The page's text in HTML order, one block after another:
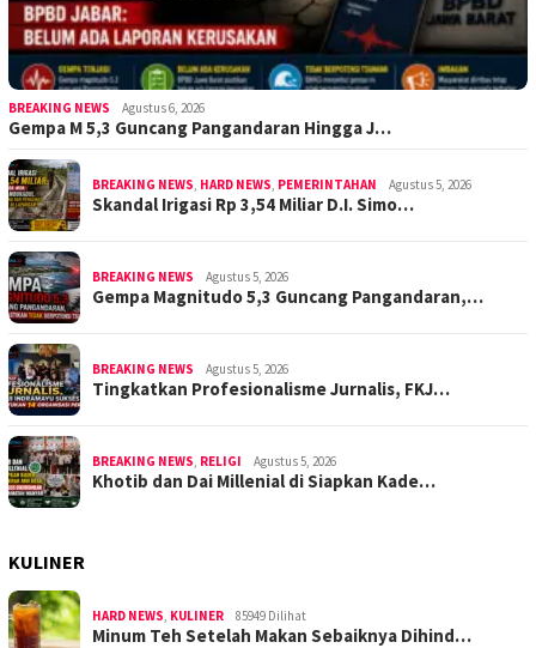
BREAKING NEWS Agustus 6, 2026
Gempa M 5,3 Guncang Pangandaran Hingga J…
BREAKING NEWS, HARD NEWS, PEMERINTAHAN Agustus 5, 2026
Skandal Irigasi Rp 3,54 Miliar D.I. Simo…
BREAKING NEWS Agustus 5, 2026
Gempa Magnitudo 5,3 Guncang Pangandaran,…
BREAKING NEWS Agustus 5, 2026
Tingkatkan Profesionalisme Jurnalis, FKJ…
BREAKING NEWS, RELIGI Agustus 5, 2026
Khotib dan Dai Millenial di Siapkan Kade…
KULINER
HARD NEWS, KULINER 85949 Dilihat
Minum Teh Setelah Makan Sebaiknya Dihind…